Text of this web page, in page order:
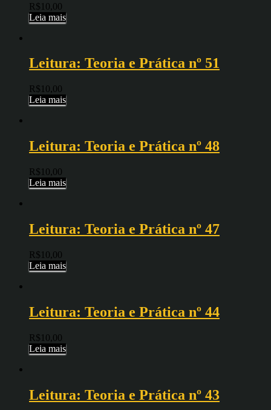
R$ 10,00
Leia mais
Leitura: Teoria e Prática nº 51
R$ 10,00
Leia mais
Leitura: Teoria e Prática nº 48
R$ 10,00
Leia mais
Leitura: Teoria e Prática nº 47
R$ 10,00
Leia mais
Leitura: Teoria e Prática nº 44
R$ 10,00
Leia mais
Leitura: Teoria e Prática nº 43